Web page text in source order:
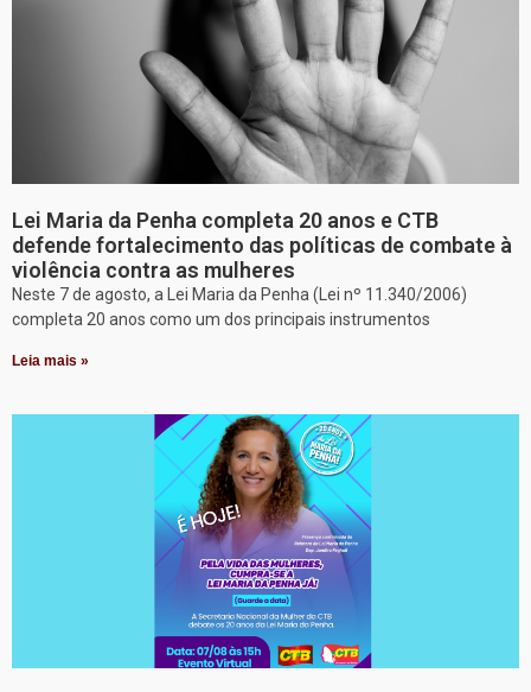
Lei Maria da Penha completa 20 anos e CTB
defende fortalecimento das políticas de combate à
violência contra as mulheres
Neste 7 de agosto, a Lei Maria da Penha (Lei nº 11.340/2006)
completa 20 anos como um dos principais instrumentos
Leia mais »